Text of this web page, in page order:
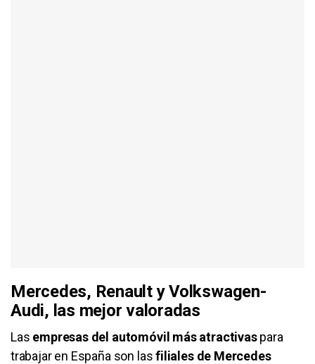
Mercedes, Renault y Volkswagen-
Audi, las mejor valoradas
Las empresas del automóvil más atractivaspara
trabajar en España son lasfiliales de Mercedes